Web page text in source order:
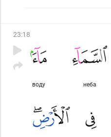
23:18
неба
воду